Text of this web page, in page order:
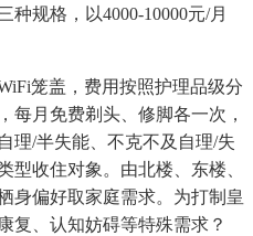
种规格，以4000-10000元/月
笼盖，费用按照护理品级分
每月免费剃头、修脚各一次，
理/半失能、不克不及自理/失
型收住对象。由北楼、东楼、
身偏好取家庭需求。为打制皇
复、认知妨碍等特殊需求？